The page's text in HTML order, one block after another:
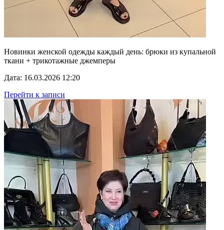
Новинки женской одежды каждый день: брюки из купальной
ткани + трикотажные джемперы
Дата: 16.03.2026 12:20
Перейти к записи